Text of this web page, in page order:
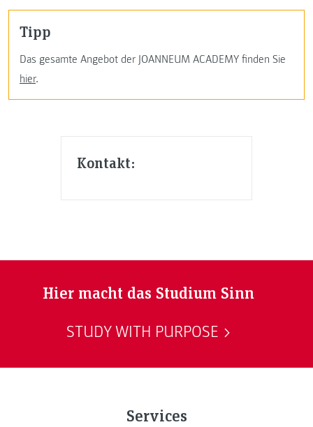
Kontakt:
Tipp
Das gesamte Angebot der JOANNEUM ACADEMY finden Sie
hier.
Hier macht das Studium Sinn
STUDY WITH PURPOSE
Services